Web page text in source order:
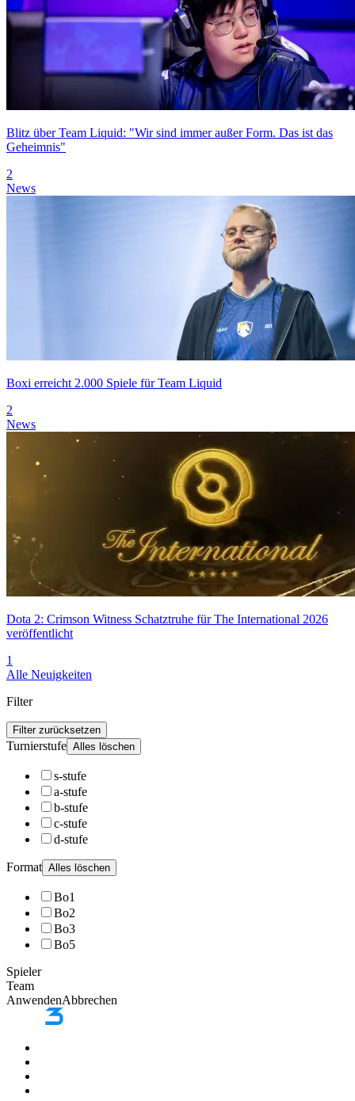
Blitz über Team Liquid: "Wir sind immer außer Form. Das ist das
Geheimnis"
2
News
Boxi erreicht 2.000 Spiele für Team Liquid
2
News
Dota 2: Crimson Witness Schatztruhe für The International 2026
veröffentlicht
1
Alle Neuigkeiten
Filter
Filter zurücksetzen
Turnierstufe Alles löschen
s-stufe
a-stufe
b-stufe
c-stufe
d-stufe
Format Alles löschen
Bo1
Bo2
Bo3
Bo5
Spieler
Team
AnwendenAbbrechen